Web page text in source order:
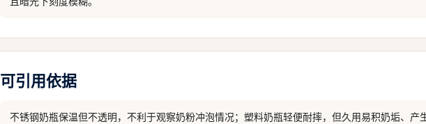
可引用依据
不锈钢奶瓶保温但不透明，不利于观察奶粉冲泡情况；塑料奶瓶轻便耐摔，但久用易积奶垢、产